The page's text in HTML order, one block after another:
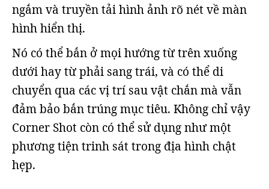
ngắm và truyền tải hình ảnh rõ nét về màn
hình hiển thị.
Nó có thể bắn ở mọi hướng từ trên xuống
dưới hay từ phải sang trái, và có thể di
chuyển qua các vị trí sau vật chắn mà vẫn
đảm bảo bắn trúng mục tiêu. Không chỉ vậy
Corner Shot còn có thể sử dụng như một
phương tiện trinh sát trong địa hình chật
hẹp.